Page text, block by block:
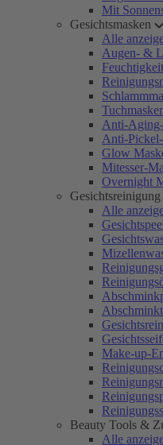
Mit
Gesichtsmasken
Alle
Augen- &
Anti-
Anti-
Glow
Mitesser-
Overnight
Gesichtsreinigung
Alle
Make-up-
Beauty Tools &
Alle